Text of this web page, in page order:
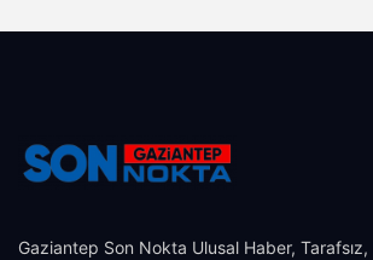
Gaziantep Son Nokta Ulusal Haber,